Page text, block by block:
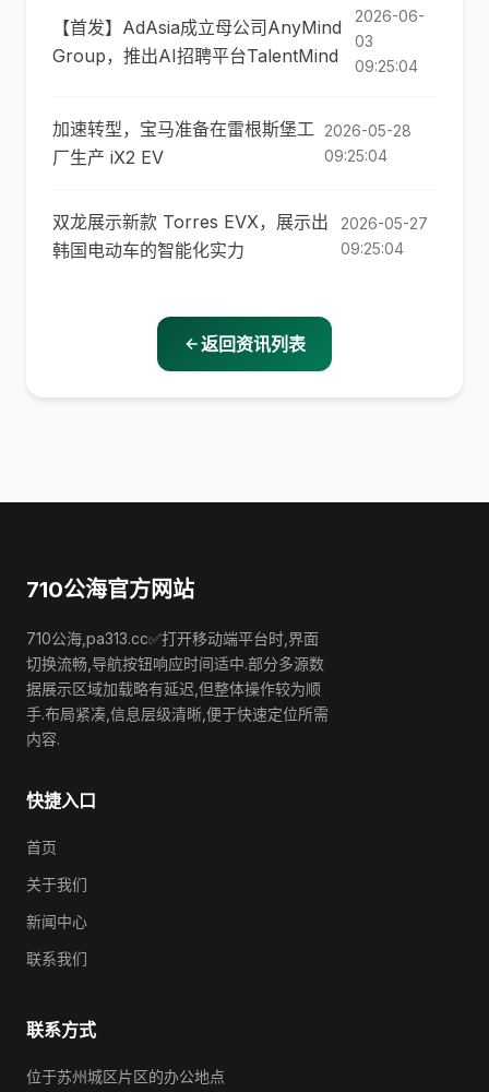
【首发】AdAsia成立母公司AnyMind
Group，推出AI招聘平台TalentMind
2026-06-
03
09:25:04
加速转型，宝马准备在雷根斯堡工
厂生产 iX2 EV
2026-05-28
09:25:04
双龙展示新款 Torres EVX，展示出
韩国电动车的智能化实力
2026-05-27
09:25:04
返回资讯列表
710公海官方网站
710公海,pa313.cc✅打开移动端平台时,界面
切换流畅,导航按钮响应时间适中.部分多源数
据展示区域加载略有延迟,但整体操作较为顺
手.布局紧凑,信息层级清晰,便于快速定位所需
内容.
快捷入口
首页
关于我们
新闻中心
联系我们
联系方式
位于苏州城区片区的办公地点